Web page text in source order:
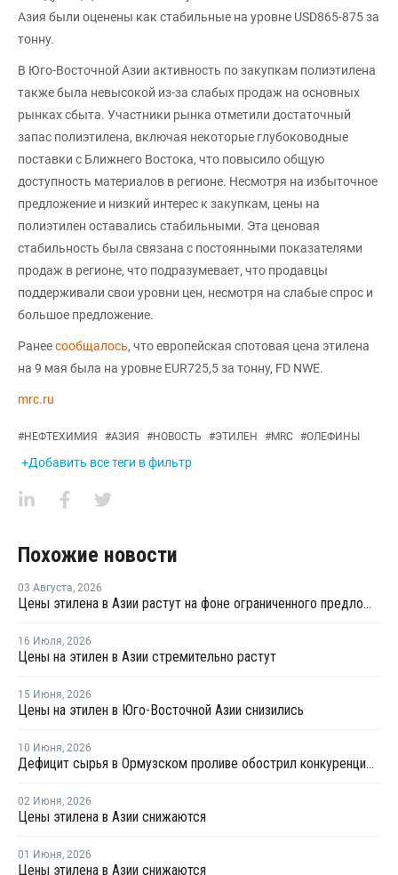
Азия были оценены как стабильные на уровне USD865-875 за
тонну.
В Юго-Восточной Азии активность по закупкам полиэтилена
также была невысокой из-за слабых продаж на основных
рынках сбыта. Участники рынка отметили достаточный
запас полиэтилена, включая некоторые глубоководные
поставки с Ближнего Востока, что повысило общую
доступность материалов в регионе. Несмотря на избыточное
предложение и низкий интерес к закупкам, цены на
полиэтилен оставались стабильными. Эта ценовая
стабильность была связана с постоянными показателями
продаж в регионе, что подразумевает, что продавцы
поддерживали свои уровни цен, несмотря на слабые спрос и
большое предложение.
Ранеесообщалось, что европейская спотовая цена этилена
на 9 мая была на уровне EUR725,5 за тонну, FD NWE.
mrc.ru
#НЕФТЕХИМИЯ #АЗИЯ #НОВОСТЬ #ЭТИЛЕН #MRC #ОЛЕФИНЫ
+Добавить все теги в фильтр
Похожие новости
03 Августа, 2026
Цены этилена в Азии растут на фоне ограниченного предложения
16 Июля, 2026
Цены на этилен в Азии стремительно растут
15 Июня, 2026
Цены на этилен в Юго-Восточной Азии снизились
10 Июня, 2026
Дефицит сырья в Ормузском проливе обострил конкуренцию на рынке ПВХ в Азии
02 Июня, 2026
Цены этилена в Азии снижаются
01 Июня, 2026
Цены этилена в Азии снижаются